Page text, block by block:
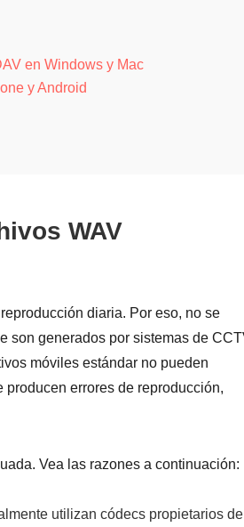
en Windows y Mac
y Android
WAV
diaria. Por eso, no se
son generados por sistemas de
móviles estándar no pueden
errores de reproducción,
Vea las razones a continuación:
utilizan códecs propietarios de